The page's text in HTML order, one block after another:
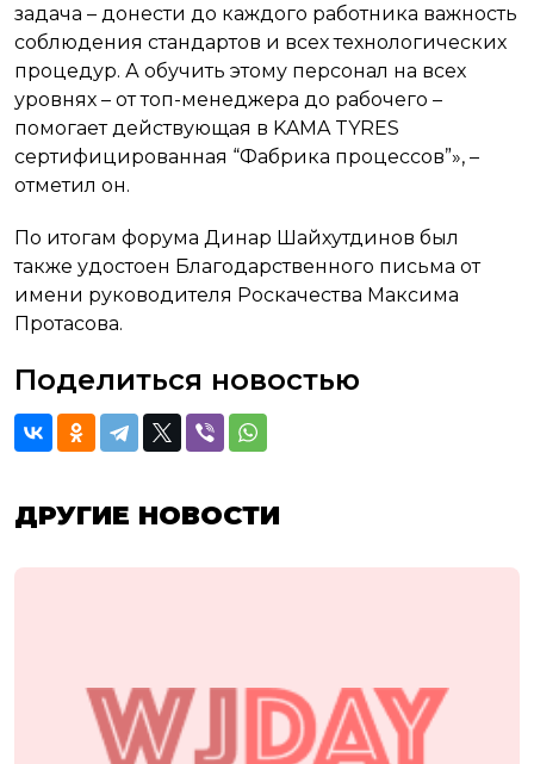
задача – донести до каждого работника важность
соблюдения стандартов и всех технологических
процедур. А обучить этому персонал на всех
уровнях – от топ-менеджера до рабочего –
помогает действующая в KAMA TYRES
сертифицированная “Фабрика процессов”», –
отметил он.
По итогам форума Динар Шайхутдинов был
также удостоен Благодарственного письма от
имени руководителя Роскачества Максима
Протасова.
Поделиться новостью
ДРУГИЕ НОВОСТИ